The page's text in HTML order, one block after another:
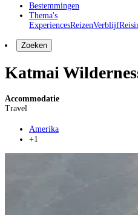
Bestemmingen
Thema's
ExperiencesReizenVerblijf
Zoeken
Katmai
Accommodatie
Travel
Amerika
+1